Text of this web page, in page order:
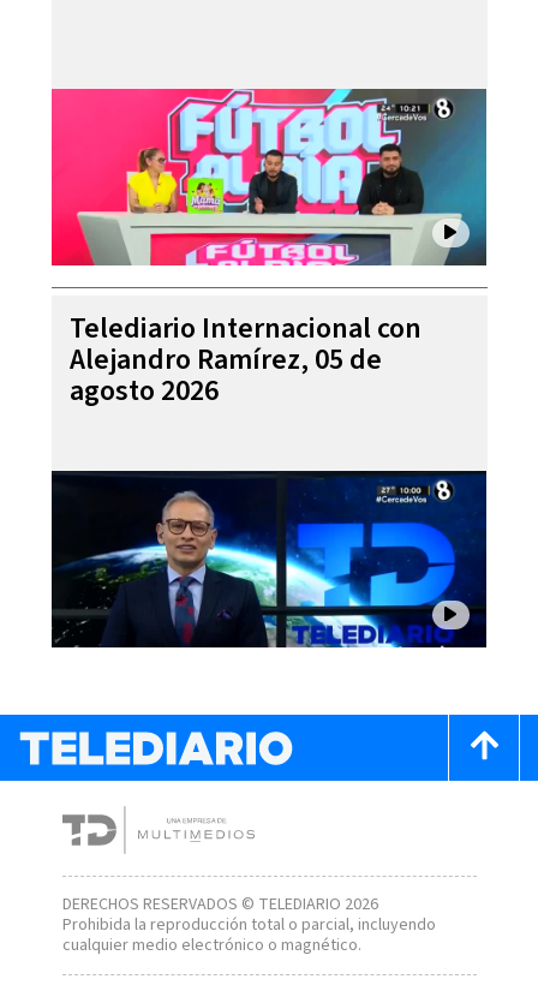
Telediario Internacional con
Alejandro Ramírez, 05 de
agosto 2026
DERECHOS RESERVADOS © TELEDIARIO 2026
Prohibida la reproducción total o parcial, incluyendo
cualquier medio electrónico o magnético.